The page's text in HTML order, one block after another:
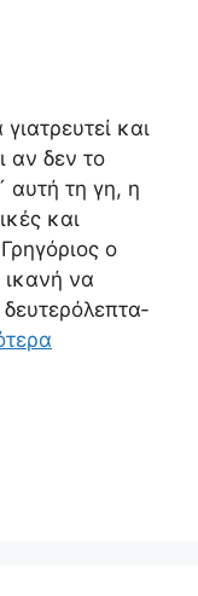
και
αν δεν το
τη γη, η
και
ο
να